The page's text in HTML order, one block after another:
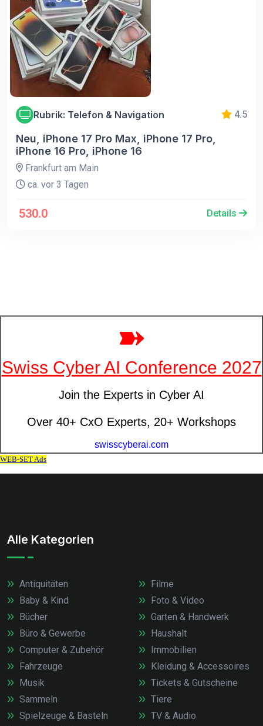
Rubrik: Telefon & Navigation 4.5
Neu, iPhone 17 Pro Max, iPhone 17 Pro,
iPhone 16 Pro, iPhone 16
Frankfurt am Main
ca. vor 3 Tagen
530.0 Details
Alle Kategorien
Antiquitäten
Baby & Kind
Bücher
Büro & Gewerbe
Computer & Zubehör
Fahrzeuge
Filme
Foto & Video
Garten & Handwerk
Haushalt
Immobilien
Kleidung & Accessoires
Musik
Sammeln
Spielzeuge & Basteln
Tickets & Gutscheine
Tiere
TV & Audio